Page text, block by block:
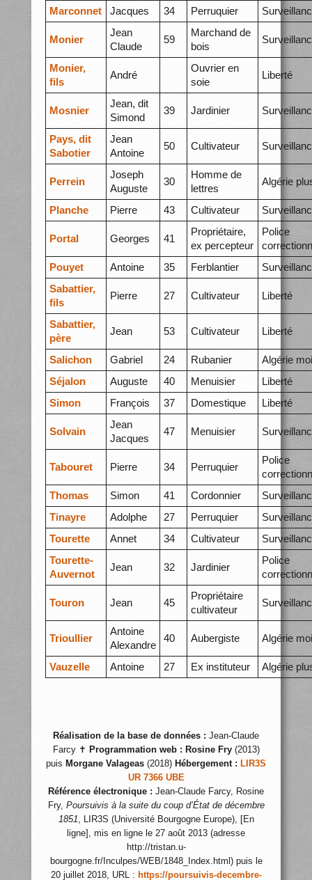
Marconnet
Jacques 34 Perruquier
Monier
Jean
Claude
59
Marchand de
bois
Monier,
fils
André
Ouvrier en
soie
Liberté
Mosnier
Jean, dit
Simond
39 Jardinier
Pays, dit
Sabotier
Jean
Antoine
50 Cultivateur
Perrein
Joseph
Auguste
30
Homme de
lettres
Algérie
Planche Pierre 43 Cultivateur
Portal Georges 41
Propriétaire,
ex percepteur
Police
Pouyet
Antoine 35 Ferblantier
Sabattier,
fils
Pierre 27 Cultivateur Liberté
Sabattier,
père
Jean 53 Cultivateur Liberté
Salichon Gabriel 24 Rubanier
Algérie
Séjalon
Auguste 40 Menuisier
Liberté
Simon
François 37 Domestique Liberté
Solvain
Jean
Jacques
47 Menuisier
Tabouret Pierre 34 Perruquier
Police
Thomas
Simon 41 Cordonnier
Tinayre
Adolphe 27 Perruquier
Tourette
Annet 34 Cultivateur
Tourette-
Auvernot
Jean 32 Jardinier
Police
Touron Jean 45
Propriétaire
cultivateur
Trioullier
Antoine
Alexandre
40 Aubergiste Algérie
Vauzelle Antoine 27 Ex instituteur Algérie
Réalisation de la base de données : Jean-Claude
Farcy ✝ Programmation web : Rosine Fry(2013)
puis Morgane Valageas (2018) Hébergement : LIR3S
UR 7366 UBE
Référence électronique : Jean-Claude Farcy, Rosine
Fry, Poursuivis à la suite du coup d’État de décembre
1851, LIR3S (Université Bourgogne Europe), [En
ligne], mis en ligne le 27 août 2013 (adresse
http://tristan.u-
bourgogne.fr/Inculpes/WEB/1848_Index.html) puis le
20 juillet 2018, URL : https://poursuivis-decembre-